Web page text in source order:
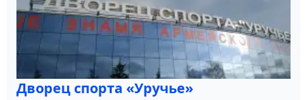
Дворец спорта «Уручье»